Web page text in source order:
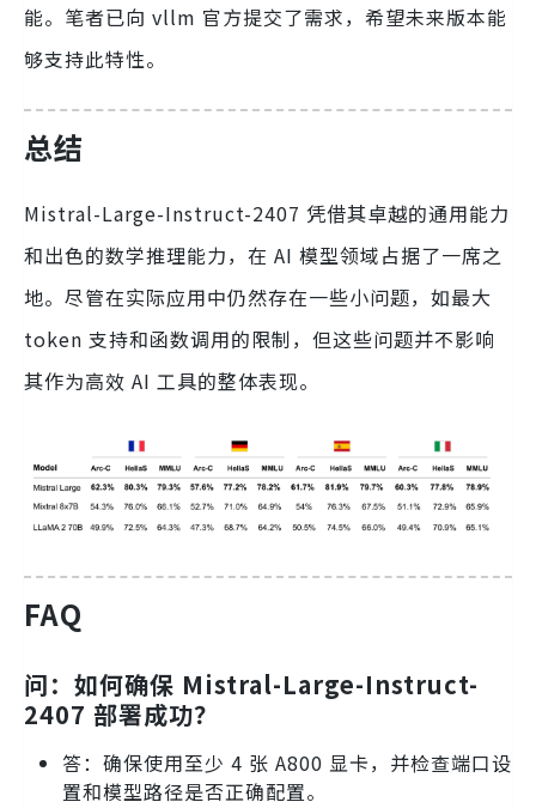
能。笔者已向 vllm 官方提交了需求，希望未来版本能
够支持此特性。
总结
Mistral-Large-Instruct-2407 凭借其卓越的通用能力
和出色的数学推理能力，在 AI 模型领域占据了一席之
地。尽管在实际应用中仍然存在一些小问题，如最大
token 支持和函数调用的限制，但这些问题并不影响
其作为高效 AI 工具的整体表现。
FAQ
问：如何确保 Mistral-Large-Instruct-
2407 部署成功？
答：确保使用至少 4 张 A800 显卡，并检查端口设
置和模型路径是否正确配置。